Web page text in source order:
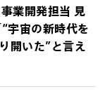
業開発担当 見
宇宙の新時代を
開いた”と言え